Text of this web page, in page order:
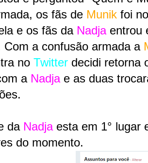
os fãs de Munik foi
e os fãs da Nadja entrou
Com a confusão armada a
no Twitter decidi retorna
a Nadja e as duas
da Nadja esta em 1° lugar
do momento.